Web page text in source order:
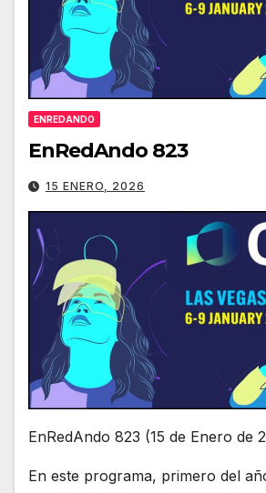
ENREDANDO
EnRedAndo 823
15 ENERO, 2026
EnRedAndo 823 (15 de Enero de
En este programa, primero del